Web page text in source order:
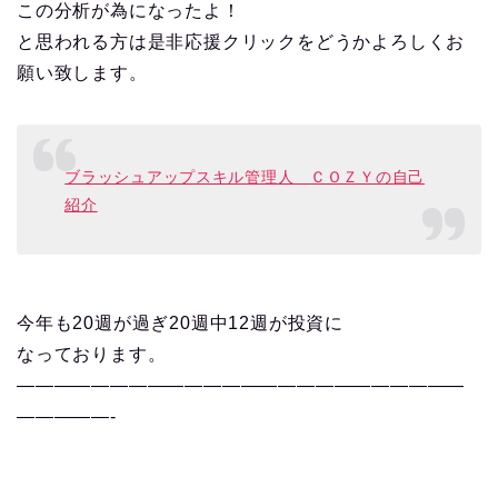
この分析が為になったよ！
と思われる方は是非応援クリックをどうかよろしくお
願い致します。
ブラッシュアップスキル管理人 ＣＯＺＹの自己
紹介
今年も20週が過ぎ20週中12週が投資に
なっております 。
————————————————————————
—————-